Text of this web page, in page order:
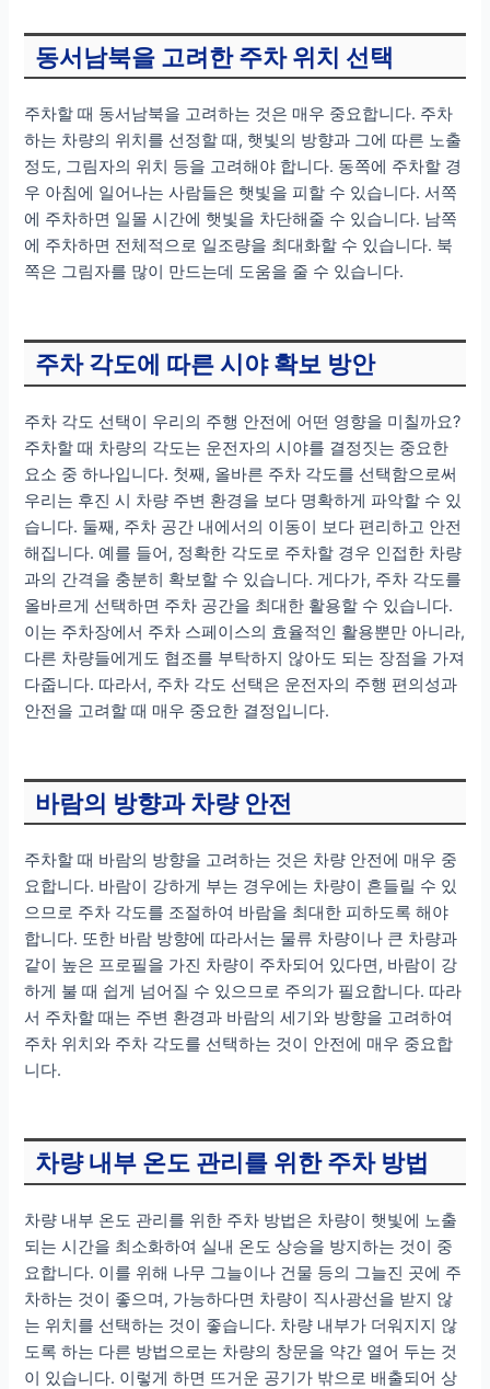
동서남북을 고려한 주차 위치 선택
주차할 때 동서남북을 고려하는 것은 매우 중요합니다. 주차
하는 차량의 위치를 선정할 때, 햇빛의 방향과 그에 따른 노출
정도, 그림자의 위치 등을 고려해야 합니다. 동쪽에 주차할 경
우 아침에 일어나는 사람들은 햇빛을 피할 수 있습니다. 서쪽
에 주차하면 일몰 시간에 햇빛을 차단해줄 수 있습니다. 남쪽
에 주차하면 전체적으로 일조량을 최대화할 수 있습니다. 북
쪽은 그림자를 많이 만드는데 도움을 줄 수 있습니다.
주차 각도에 따른 시야 확보 방안
주차 각도 선택이 우리의 주행 안전에 어떤 영향을 미칠까요?
주차할 때 차량의 각도는 운전자의 시야를 결정짓는 중요한
요소 중 하나입니다. 첫째, 올바른 주차 각도를 선택함으로써
우리는 후진 시 차량 주변 환경을 보다 명확하게 파악할 수 있
습니다. 둘째, 주차 공간 내에서의 이동이 보다 편리하고 안전
해집니다. 예를 들어, 정확한 각도로 주차할 경우 인접한 차량
과의 간격을 충분히 확보할 수 있습니다. 게다가, 주차 각도를
올바르게 선택하면 주차 공간을 최대한 활용할 수 있습니다.
이는 주차장에서 주차 스페이스의 효율적인 활용뿐만 아니라,
다른 차량들에게도 협조를 부탁하지 않아도 되는 장점을 가져
다줍니다. 따라서, 주차 각도 선택은 운전자의 주행 편의성과
안전을 고려할 때 매우 중요한 결정입니다.
바람의 방향과 차량 안전
주차할 때 바람의 방향을 고려하는 것은 차량 안전에 매우 중
요합니다. 바람이 강하게 부는 경우에는 차량이 흔들릴 수 있
으므로 주차 각도를 조절하여 바람을 최대한 피하도록 해야
합니다. 또한 바람 방향에 따라서는 물류 차량이나 큰 차량과
같이 높은 프로필을 가진 차량이 주차되어 있다면, 바람이 강
하게 불 때 쉽게 넘어질 수 있으므로 주의가 필요합니다. 따라
서 주차할 때는 주변 환경과 바람의 세기와 방향을 고려하여
주차 위치와 주차 각도를 선택하는 것이 안전에 매우 중요합
니다.
차량 내부 온도 관리를 위한 주차 방법
차량 내부 온도 관리를 위한 주차 방법은 차량이 햇빛에 노출
되는 시간을 최소화하여 실내 온도 상승을 방지하는 것이 중
요합니다. 이를 위해 나무 그늘이나 건물 등의 그늘진 곳에 주
차하는 것이 좋으며, 가능하다면 차량이 직사광선을 받지 않
는 위치를 선택하는 것이 좋습니다. 차량 내부가 더워지지 않
도록 하는 다른 방법으로는 차량의 창문을 약간 열어 두는 것
이 있습니다. 이렇게 하면 뜨거운 공기가 밖으로 배출되어 상